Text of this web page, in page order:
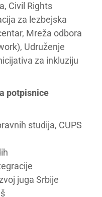
Civil Rights
za lezbejska
Mreža odbora
Udruženje
za inkluziju
potpisnice
studija, CUPS
juga Srbije